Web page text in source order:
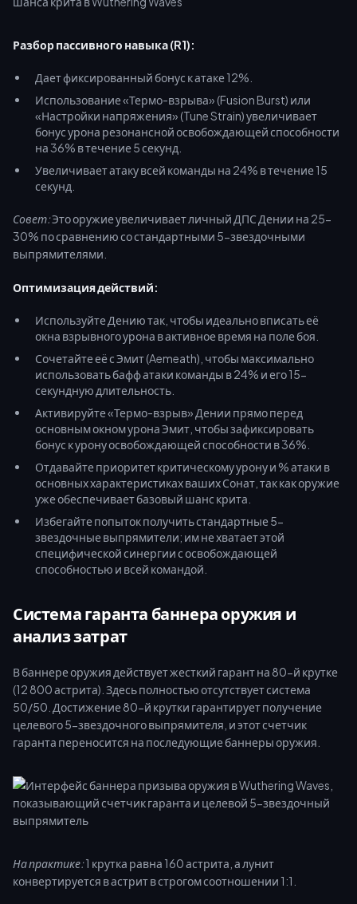
Разбор пассивного навыка (R1):
Дает фиксированный бонус к атаке 12%.
Использование «Термо-взрыва» (Fusion Burst) или
«Настройки напряжения» (Tune Strain) увеличивает
бонус урона резонансной освобождающей способности
на 36% в течение 5 секунд.
Увеличивает атаку всей команды на 24% в течение 15
секунд.
Совет:Это оружие увеличивает личный ДПС Дении на 25-
30% по сравнению со стандартными 5-звездочными
выпрямителями.
Оптимизация действий:
Используйте Дению так, чтобы идеально вписать её
окна взрывного урона в активное время на поле боя.
Сочетайте её с Эмит (Aemeath), чтобы максимально
использовать бафф атаки команды в 24% и его 15-
секундную длительность.
Активируйте «Термо-взрыв» Дении прямо перед
основным окном урона Эмит, чтобы зафиксировать
бонус к урону освобождающей способности в 36%.
Отдавайте приоритет критическому урону и % атаки в
основных характеристиках ваших Сонат, так как оружие
уже обеспечивает базовый шанс крита.
Избегайте попыток получить стандартные 5-
звездочные выпрямители; им не хватает этой
специфической синергии с освобождающей
способностью и всей командой.
Система гаранта баннера оружия и
анализ затрат
В баннере оружия действует жесткий гарант на 80-й крутке
(12 800 астрита). Здесь полностью отсутствует система
50/50. Достижение 80-й крутки гарантирует получение
целевого 5-звездочного выпрямителя, и этот счетчик
гаранта переносится на последующие баннеры оружия.
На практике:1 крутка равна 160 астрита, а лунит
конвертируется в астрит в строгом соотношении 1:1.